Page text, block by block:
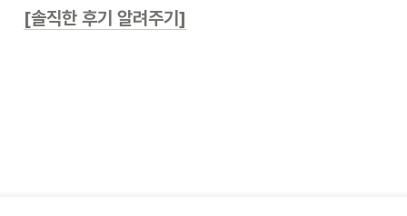
[솔직한 후기 알려주기]